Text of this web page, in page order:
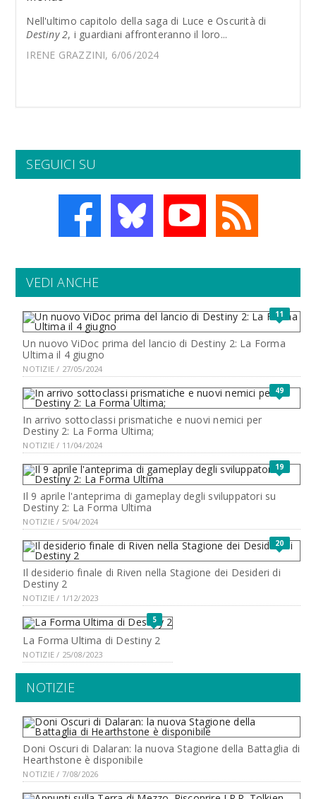
Nell'ultimo capitolo della saga di Luce e Oscurità di
Destiny 2, i guardiani affronteranno il loro...
IRENE GRAZZINI, 6/06/2024
SEGUICI SU
VEDI ANCHE
11
Un nuovo ViDoc prima del lancio di Destiny 2: La Forma
Ultima il 4 giugno
NOTIZIE / 27/05/2024
49
In arrivo sottoclassi prismatiche e nuovi nemici per
Destiny 2: La Forma Ultima;
NOTIZIE / 11/04/2024
19
Il 9 aprile l'anteprima di gameplay degli sviluppatori su
Destiny 2: La Forma Ultima
NOTIZIE / 5/04/2024
20
Il desiderio finale di Riven nella Stagione dei Desideri di
Destiny 2
NOTIZIE / 1/12/2023
5
La Forma Ultima di Destiny 2
NOTIZIE / 25/08/2023
NOTIZIE
Doni Oscuri di Dalaran: la nuova Stagione della Battaglia di
Hearthstone è disponibile
NOTIZIE / 7/08/2026